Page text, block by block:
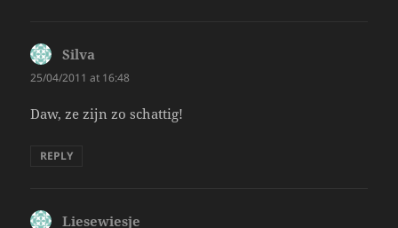
Silva
25/04/2011 at 16:48
Daw, ze zijn zo schattig!
REPLY
Liesewiesje